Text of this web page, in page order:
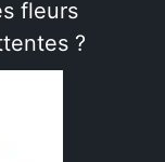
fleurs
?